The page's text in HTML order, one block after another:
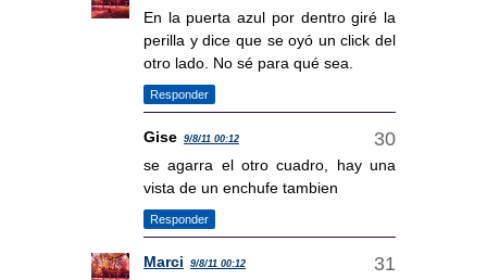
En la puerta azul por dentro giré la
perilla y dice que se oyó un click del
otro lado. No sé para qué sea.
Responder
Gise 9/8/11 00:12
se agarra el otro cuadro, hay una
vista de un enchufe tambien
Responder
Marci 9/8/11 00:12